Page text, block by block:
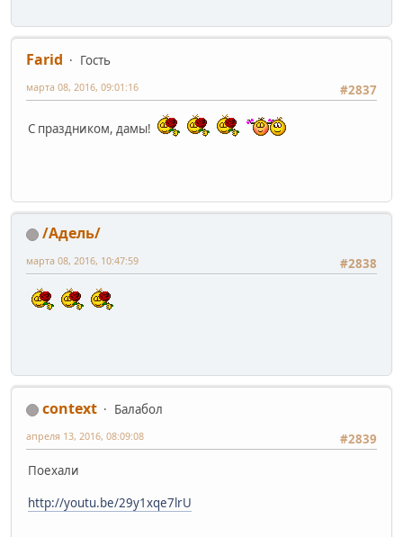
Farid
Гость
#2837
марта 08, 2016, 09:01:16
С праздником, дамы!
/Адель/
#2838
марта 08, 2016, 10:47:59
context
Балабол
#2839
апреля 13, 2016, 08:09:08
Поехали
http://youtu.be/29y1xqe7lrU